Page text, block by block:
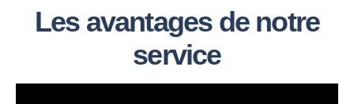
Les avantages de notre
service